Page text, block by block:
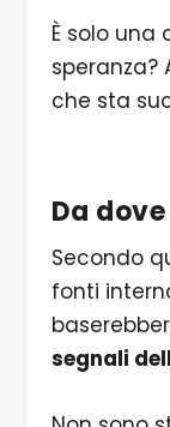
È solo una
speranza?
che sta
Da
Secondo
fonti
segnali